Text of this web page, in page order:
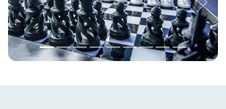
Previous Next